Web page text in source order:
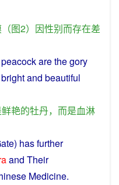
（图2） 因性别而存在差
peacockarethegory
brightand beautiful
鲜艳的牡丹， 而是血淋
) hasfurther
and Their
Medicine.